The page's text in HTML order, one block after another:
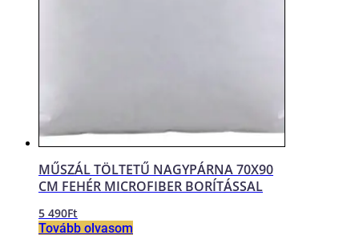
MŰSZÁL TÖLTETŰ NAGYPÁRNA 70X90
CM FEHÉR MICROFIBER BORÍTÁSSAL
5 490Ft
Tovább olvasom